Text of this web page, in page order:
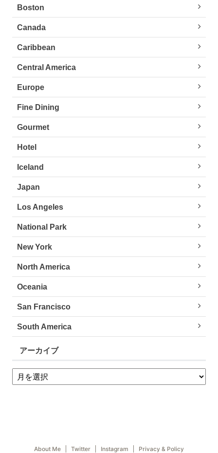
Boston
Canada
Caribbean
Central America
Europe
Fine Dining
Gourmet
Hotel
Iceland
Japan
Los Angeles
National Park
New York
North America
Oceania
San Francisco
South America
アーカイブ
About Me Twitter Instagram Privacy & Policy